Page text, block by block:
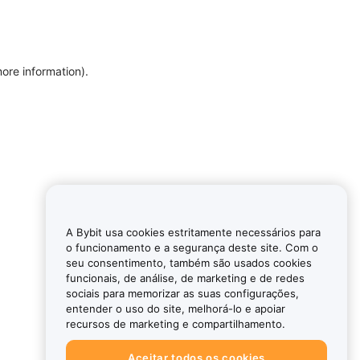
information).
A Bybit usa cookies estritamente necessários para
o funcionamento e a segurança deste site. Com o
seu consentimento, também são usados cookies
funcionais, de análise, de marketing e de redes
sociais para memorizar as suas configurações,
entender o uso do site, melhorá-lo e apoiar
recursos de marketing e compartilhamento.